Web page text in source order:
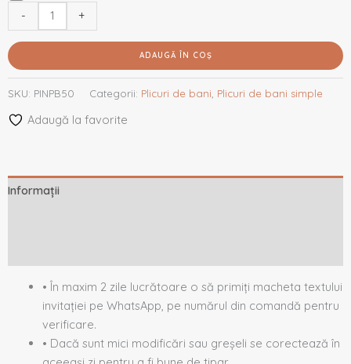
-
+
ADAUGĂ ÎN COȘ
SKU: PINPB50 Categorii: Plicuri de bani Plicuri de bani simple
Adaugă la favorite
Informații
• În maxim 2 zile lucrătoare o să primiți macheta textului
invitației pe WhatsApp, pe numărul din comandă pentru
verificare.
• Dacă sunt mici modificări sau greșeli se corectează în